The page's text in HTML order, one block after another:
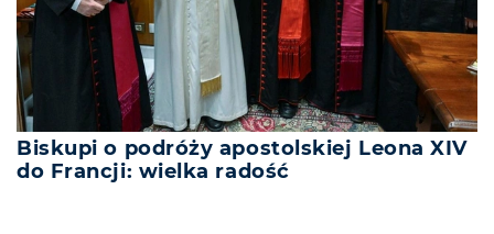
Biskupi o podróży apostolskiej Leona XIV
do Francji: wielka radość